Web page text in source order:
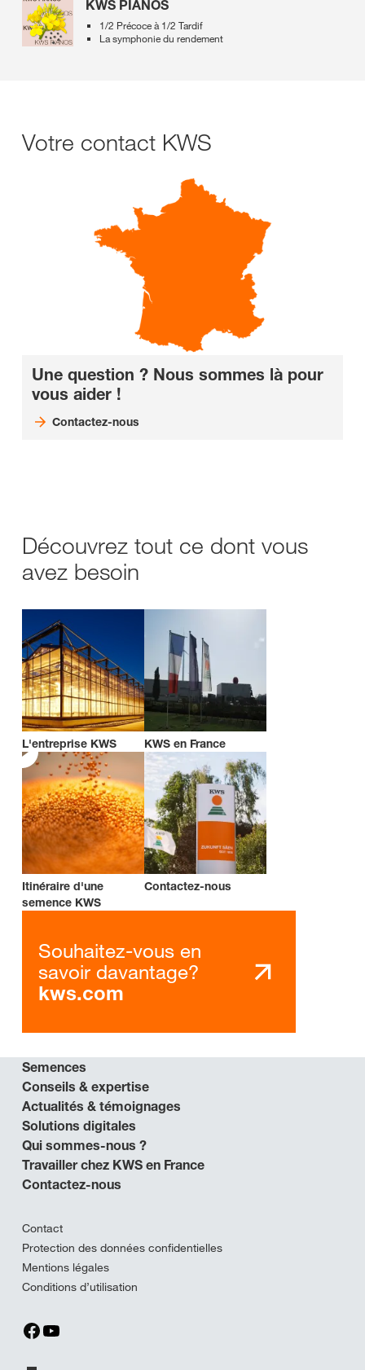
KWS PIANOS
1/2 Précoce à 1/2 Tardif
La symphonie du rendement
Votre contact KWS
Une question ? Nous sommes là pour
vous aider !
Contactez-nous
Découvrez tout ce dont vous
avez besoin
L'entreprise KWS KWS en France
Itinéraire d'une
semence KWS
Contactez-nous
Souhaitez-vous en
savoir davantage?
kws.com
Semences
Conseils & expertise
Actualités & témoignages
Solutions digitales
Qui sommes-nous ?
Travailler chez KWS en France
Contactez-nous
Contact
Protection des données confidentielles
Mentions légales
Conditions d’utilisation